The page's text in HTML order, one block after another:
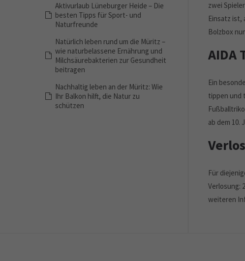
zwei
Einsatz ist,
Bolzbox
AIDA
Ein
tippen und
ab dem 10.
Für
Verlosung:
weiteren
Aktivurlaub Lüneburger Heide – Die
besten Tipps für Sport- und
Naturfreunde
Natürlich leben rund um die Müritz –
wie naturbelassene Ernährung und
Milchsäurebakterien zur Gesundheit
beitragen
Nachhaltig leben an der Müritz: Wie
Ihr Balkon hilft, die Natur zu
schützen